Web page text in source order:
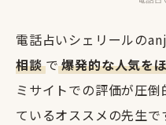
電話占いシェリールの
相談で爆発的な人気を
ミサイトでの評価が圧
ているオススメの先生で